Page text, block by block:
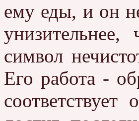
ему еды, и он
символ
Его работа -